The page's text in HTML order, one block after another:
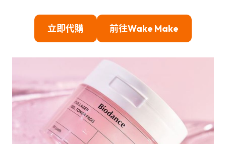
立即代購 前往Wake Make